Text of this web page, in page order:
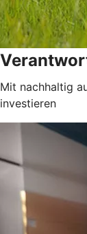
Mit nachhaltig
investieren